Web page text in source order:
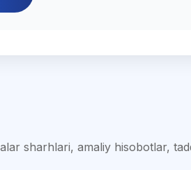
sharhlari, amaliy hisobotlar,